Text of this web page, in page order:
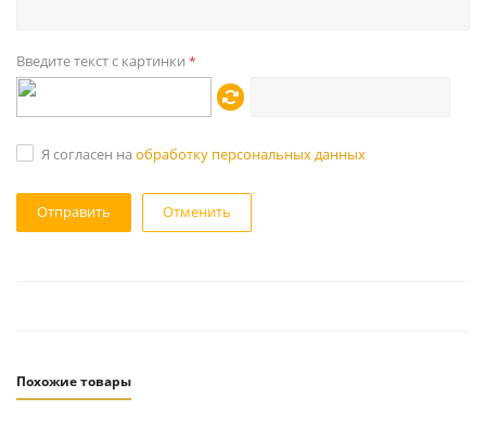
Введите текст с картинки *
Я согласен на обработку персональных данных
Отменить
Похожие товары